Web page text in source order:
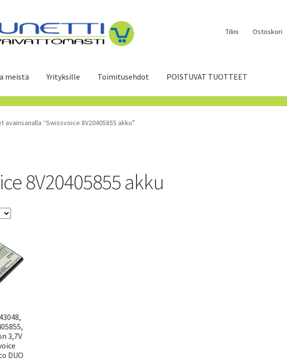
Tilini Ostoskori
meistä Yrityksille Toimitusehdot POISTUVAT TUOTTEET
avainsanalla “Swissvoice 8V20405855 akku”
8V20405855 akku
3,7V
DUO